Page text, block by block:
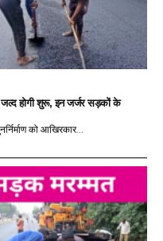
होगी शुरू, इन जर्जर सड़कों के
को आखिरकार...